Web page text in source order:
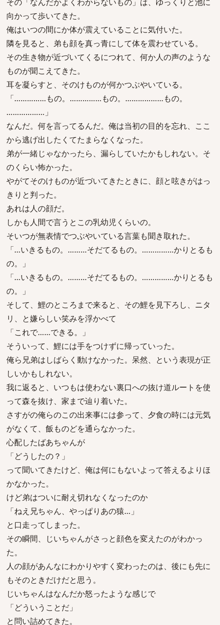
向かって歩いてきた。
俺はいつの間にか体が震えていることに気付いた。
隣を見ると、弟も顔を真っ青にして体を震わせている。
その生き物が近づいてくるにつれて、何か人の声のような
ものが聞こえてきた。
耳を凝らすと、そのけものが何かつぶやいている。
「……………もの。……………もの。………………もの。
………………」
なんだ。何を言ってるんだ。俺は当初の目的を忘れ、ここ
から逃げ出したくてたまらなくなった。
弟が一緒じゃなかったら、漏らしていたかもしれない。そ
のくらい怖かった。
やがてそのけものが近づいてきたときに、顔と呟きがはっ
きりと判った。
あれは人の顔だ。
しかも人間で言うとこの乳幼児くらいの。
そいつが無表情でつぶやいている言葉も聞き取れた。
「…いきるもの。………そだてるもの。……………かりとるも
の。」
「…いきるもの。………そだてるもの。……………かりとるも
の。」
そして、鯉のところまで来ると、その鯉を見下ろし、ニタ
リ、と嫌らしい笑みを浮かべて
「これで……できる。」
そういって、鯉には手をつけずに帰っていった。
俺ら兄弟はしばらく動けなかった。呆然、という表現が正
しいかもしれない。
我に返ると、いつもは使わない裏口への抜け道ルートを使
って森を抜け、家まで辿り着いた。
さすがの俺らのこの出来事には参って、夕食の時には元気
がなくて、飯ものどを通らなかった。
心配したばあちゃんが
「どうしたの？」
って聞いてきたけど、俺は何にもないよって答えるよりほ
かなかった。
けど弟はついに耐え切れなくなったのか
「ねえ兄ちゃん、やっぱりあの猿…」
と口走ってしまった。
その瞬間、じいちゃんがさっと顔色を変えたのがわかっ
た。
人の顔があんなにわかりやすく変わったのは、後にも先に
もそのときだけだと思う。
じいちゃんはなんだか怒ったような感じで
「どういうことだ」
と問い詰めてきた。